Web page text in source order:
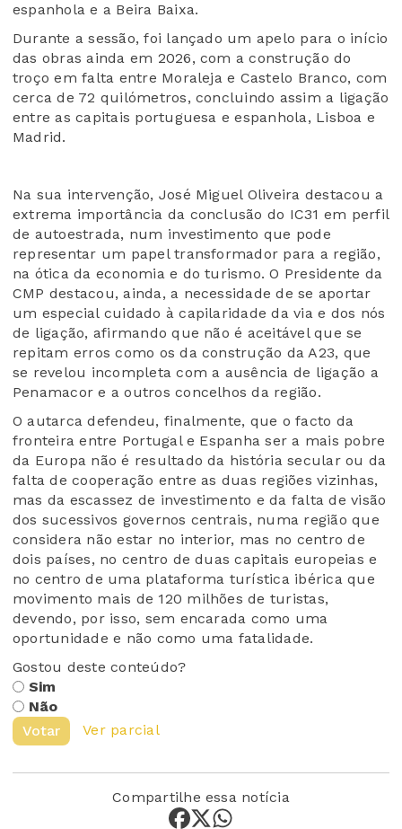
espanhola e a Beira Baixa.
Durante a sessão, foi lançado um apelo para o início
das obras ainda em 2026, com a construção do
troço em falta entre Moraleja e Castelo Branco, com
cerca de 72 quilómetros, concluindo assim a ligação
entre as capitais portuguesa e espanhola, Lisboa e
Madrid.
Na sua intervenção, José Miguel Oliveira destacou a
extrema importância da conclusão do IC31 em perfil
de autoestrada, num investimento que pode
representar um papel transformador para a região,
na ótica da economia e do turismo. O Presidente da
CMP destacou, ainda, a necessidade de se aportar
um especial cuidado à capilaridade da via e dos nós
de ligação, afirmando que não é aceitável que se
repitam erros como os da construção da A23, que
se revelou incompleta com a ausência de ligação a
Penamacor e a outros concelhos da região.
O autarca defendeu, finalmente, que o facto da
fronteira entre Portugal e Espanha ser a mais pobre
da Europa não é resultado da história secular ou da
falta de cooperação entre as duas regiões vizinhas,
mas da escassez de investimento e da falta de visão
dos sucessivos governos centrais, numa região que
considera não estar no interior, mas no centro de
dois países, no centro de duas capitais europeias e
no centro de uma plataforma turística ibérica que
movimento mais de 120 milhões de turistas,
devendo, por isso, sem encarada como uma
oportunidade e não como uma fatalidade.
Gostou deste conteúdo?
Sim
Não
Votar
Ver parcial
Compartilhe essa notícia